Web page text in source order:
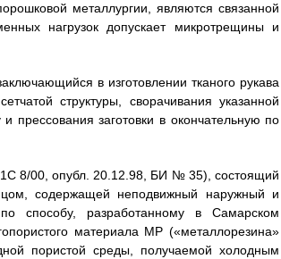
металлургии, являются связанной
нагрузок допускает микротрещины и
в изготовлении тканого рукава
структуры, сворачивания указанной
заготовки в окончательную по
8/00, опубл. 20.12.98, БИ № 35), состоящий
содержащей неподвижный наружный и
способу, разработанному в Самарском
материала МР («металлорезина»
пористой среды, получаемой холодным